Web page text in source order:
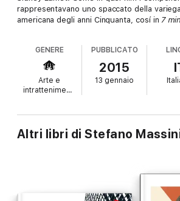
rappresentavano uno spaccato della
americana degli anni Cinquanta, cosí in7
Massini prende spunto): le undici
età, provenienza, esperienze di vita, paure
piú conformiste altre piú ribelli. Ma
e competizioni etniche sono alla fine
cospetto di un «padrone» sempre piú
GENERE
Arte e
intrattenimento
PUBBLICATO
2015
13 gennaio
Altri libri di Stefano